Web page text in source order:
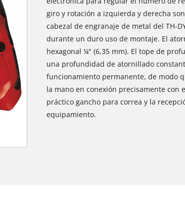
giro y rotación a izquierda y derecha
cabezal de engranaje de metal del TH-
durante un duro uso de montaje. El
hexagonal ¼" (6,35 mm). El tope de
una profundidad de atornillado
funcionamiento permanente, de modo
la mano en conexión precisamente con
práctico gancho para correa y la
equipamiento.